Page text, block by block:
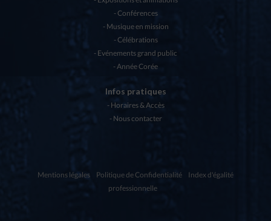
Conférences
Musique en mission
Célébrations
Evénements grand public
Année Corée
Infos pratiques
Horaires & Accès
Nous contacter
Mentions légales Politique de Confidentialité
Index d'égalité
professionnelle